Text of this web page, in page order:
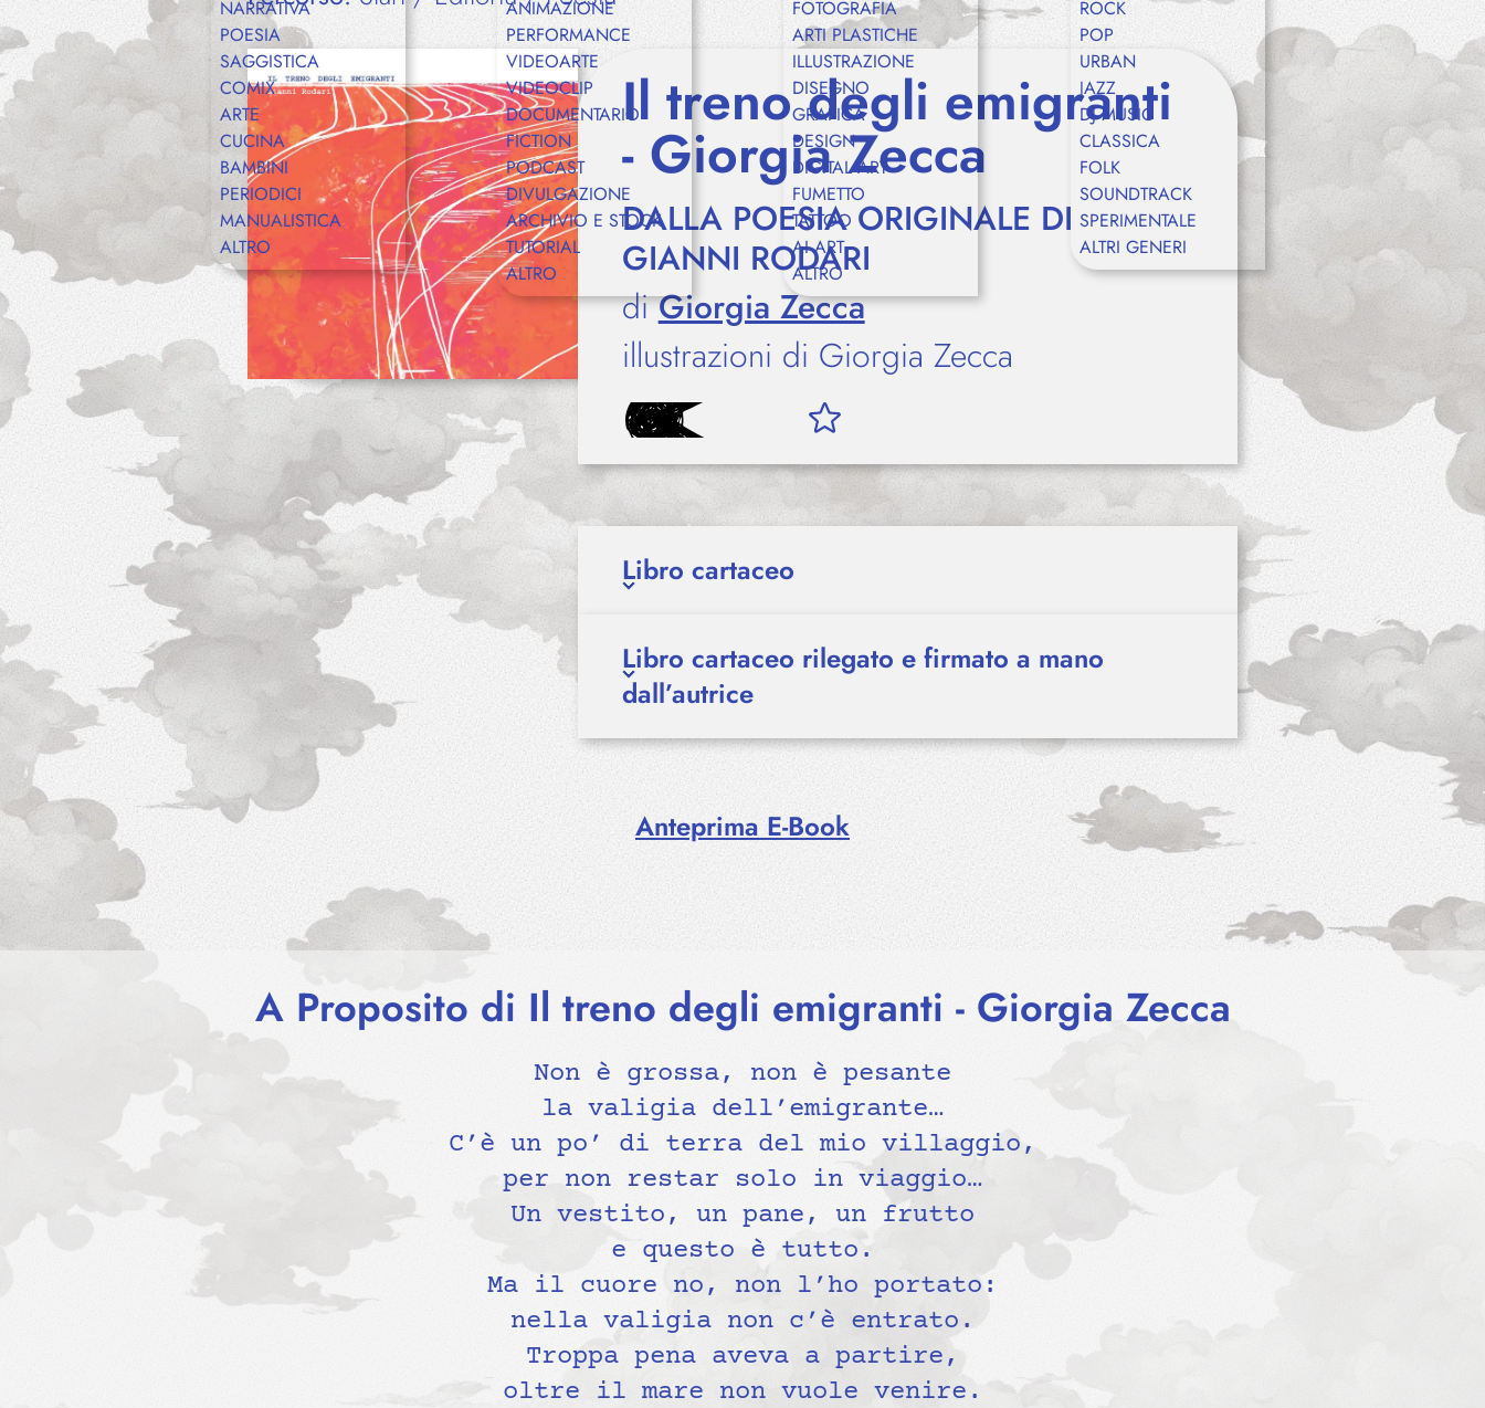
Shop
Eventi
Chi siamo
Contatti
NARRATIVA
POESIA
SAGGISTICA
COMIX
ARTE
CUCINA
BAMBINI
PERIODICI
MANUALISTICA
ALTRO
ANIMAZIONE
PERFORMANCE
VIDEOARTE
VIDEOCLIP
DOCUMENTARIO
FICTION
PODCAST
DIVULGAZIONE
ARCHIVIO E STOCK
TUTORIAL
ALTRO
FOTOGRAFIA
ARTI PLASTICHE
ILLUSTRAZIONE
DISEGNO
GRAFICA
DESIGN
DIGITAL ART
FUMETTO
TATTOO
AI ART
ALTRO
ROCK
POP
URBAN
JAZZ
DJ MUSIC
CLASSICA
FOLK
SOUNDTRACK
SPERIMENTALE
ALTRI GENERI
Il treno degli emigranti
- Giorgia Zecca
DALLA POESIA ORIGINALE DI
GIANNI RODARI
diGiorgia Zecca
illustrazioni di Giorgia Zecca
Libro cartaceo
Libro cartaceo rilegato e firmato a mano
dall’autrice
Anteprima E-Book
A Proposito di Il treno degli emigranti - Giorgia Zecca
Non è grossa, non è pesante
la valigia dell’emigrante…
C’è un po’ di terra del mio villaggio,
per non restar solo in viaggio…
Un vestito, un pane, un frutto
e questo è tutto.
Ma il cuore no, non l’ho portato:
nella valigia non c’è entrato.
Troppa pena aveva a partire,
oltre il mare non vuole venire.